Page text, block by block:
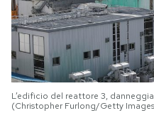
L’edificio del reattore 3,
(Christopher Furlong/Getty